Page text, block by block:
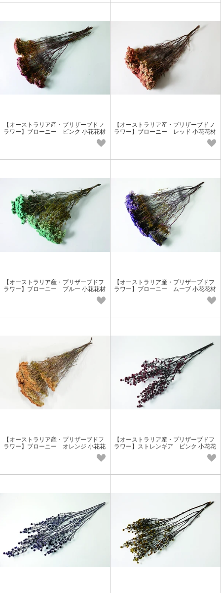
【オーストラリア産・プリザーブドフ
ラワー】ブローニー ピンク 小花花材
【オーストラリア産・プリザーブドフ
ラワー】ブローニー レッド 小花花材
【オーストラリア産・プリザーブドフ
ラワー】ブローニー ブルー 小花花材
【オーストラリア産・プリザーブドフ
ラワー】ブローニー ムーブ 小花花材
【オーストラリア産・プリザーブドフ
ラワー】ブローニー オレンジ 小花花
【オーストラリア産・プリザーブドフ
ラワー】ストレンギア ピンク 小花花